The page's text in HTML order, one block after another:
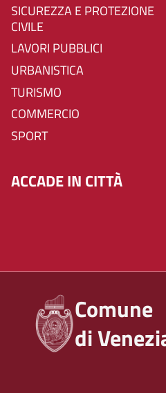
SICUREZZA E PROTEZIONE
CIVILE
LAVORI PUBBLICI
URBANISTICA
TURISMO
COMMERCIO
SPORT
ACCADE IN CITTÀ
Comune
di